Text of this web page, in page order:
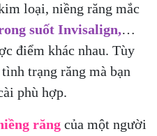
loại, niềng răng mắc
suốt Invisalign,…
điểm khác nhau. Tùy
trạng răng mà bạn
phù hợp.
răng của một người